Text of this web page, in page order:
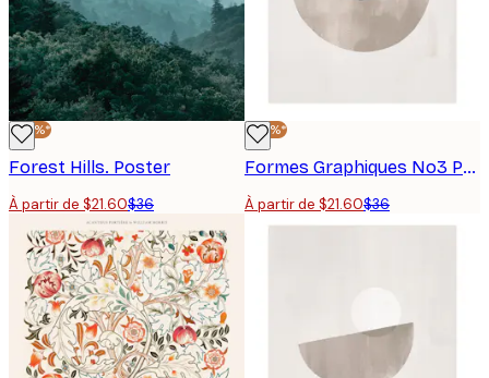
-40%*
Forest Hills. Poster
À partir de $21.60$36
-40%*
Formes Graphiques No3 Poster
À partir de $21.60$36